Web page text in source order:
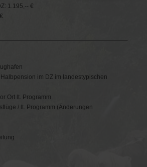
1.195,-- €
im DZ im landestypischen
Ort lt. Programm
/ lt. Programm (Änderungen